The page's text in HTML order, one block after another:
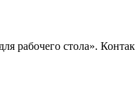
рабочего стола».